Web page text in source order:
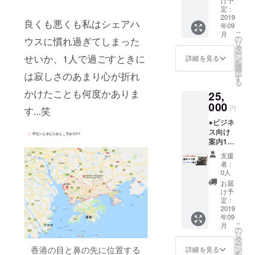
良くも悪くも私はシェアハ
ウスに慣れ過ぎてしまった
せいか、1人で過ごすときに
は寂しさのあまり心が折れ
かけたことも何度かありま
す...笑
香港の目と鼻の先に位置する
告にお
名前掲
ピン
グ、QR
決済体
験、無
人コン
ビニ体
験、ド
ローン
どご要
望に
沿った
ご案内
が可能
です）
●リバ邸
深セン
宿泊1泊
券（使
用期限
は3年以
内） ●
リバ邸
深セン
ご支援
者様限
定：
2019
年09
月
詳細を見る
こ
の
リ
タ
ー
ン
を
選
択
す
る
25,
000 円
●ビジネ
ス向け
案内1日
（仕入
先訪
問、企
業訪
問、通
訳など
ご要望
に合っ
たご案
内が可
能） ●
支援
者：
0人
お届
け予
定：
2019
年09
月
詳細を見る
こ
の
リ
タ
ー
ン